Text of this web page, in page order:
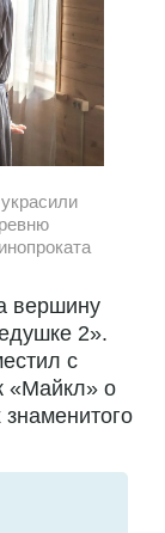
вершину
2».
с
«Майкл» о